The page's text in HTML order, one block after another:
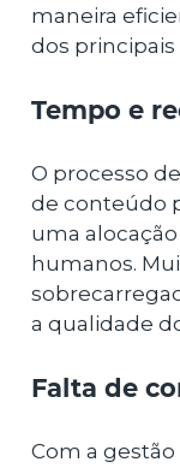
maneira
dos
Tempo e
O processo
de conteúdo
uma
humanos.
a qualidade
Falta de
Com a